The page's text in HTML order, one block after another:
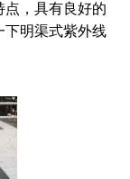
点，具有良好的
下明渠式紫外线